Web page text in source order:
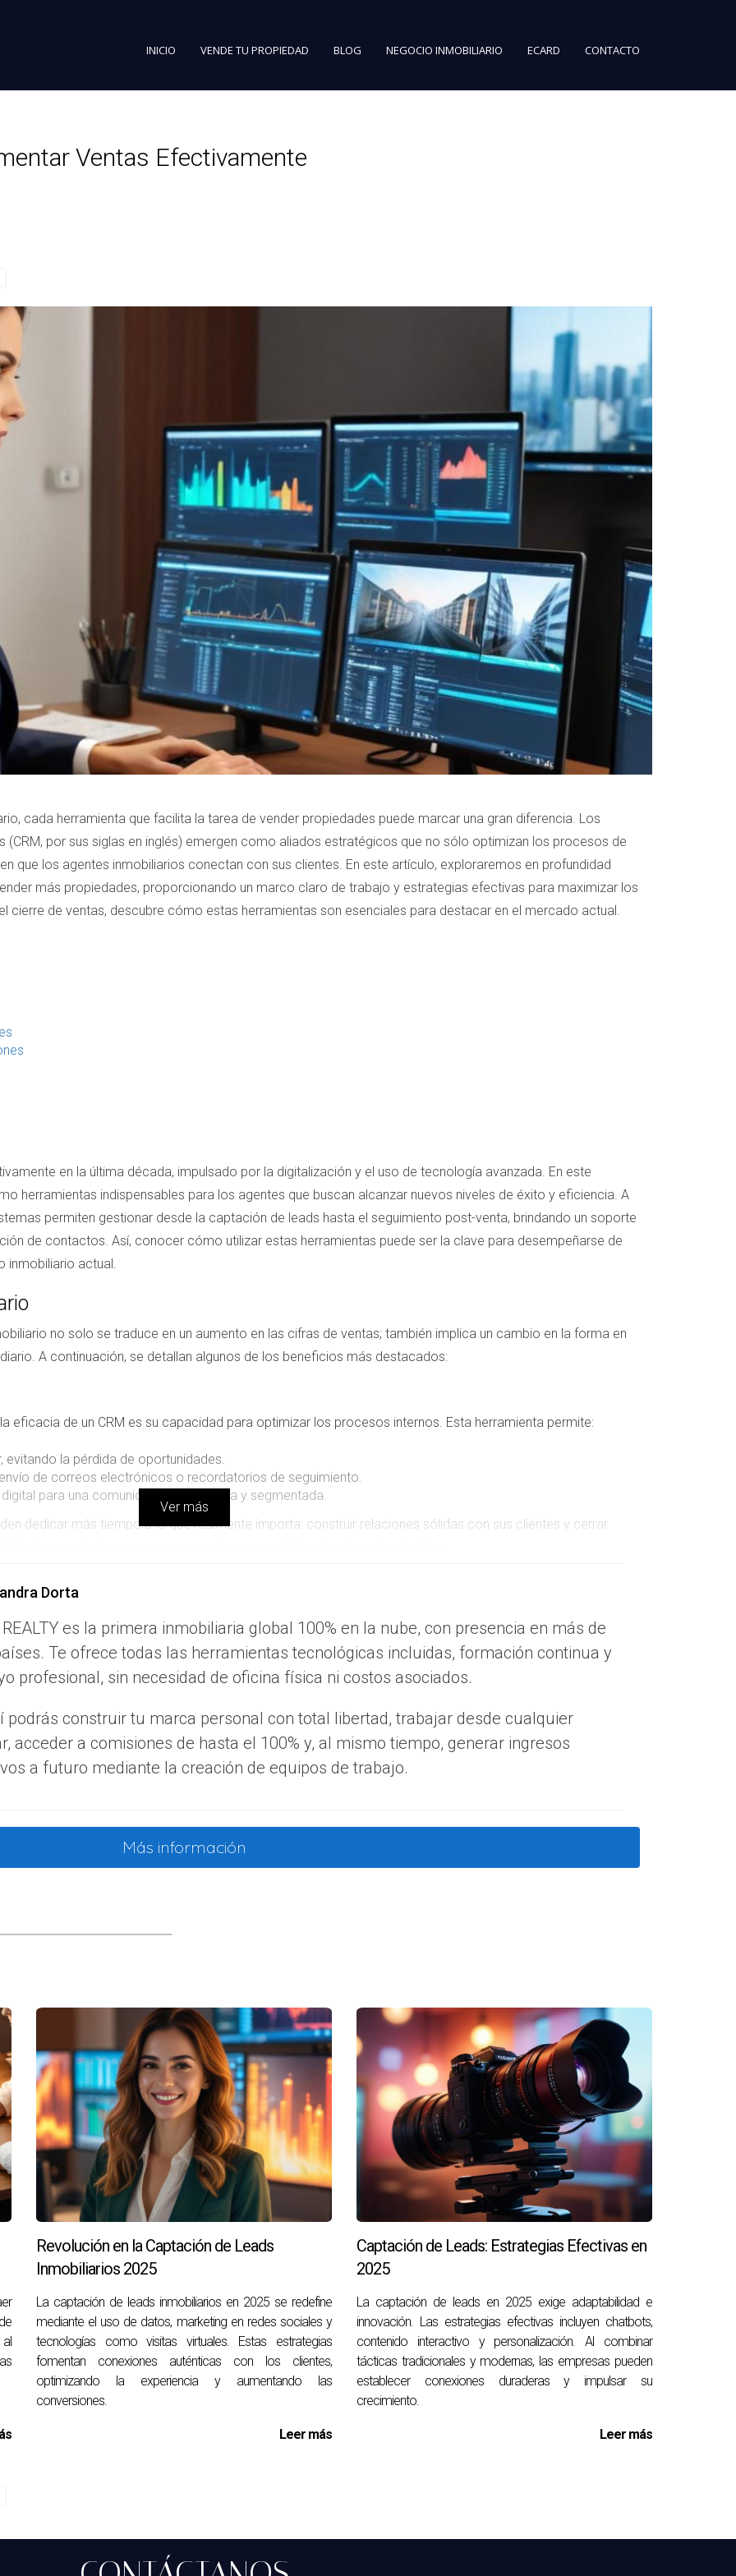
INICIO VENDE TU PROPIEDAD BLOG NEGOCIO INMOBILIARIO ECARD CONTACTO
Ventas Efectivamente
cada herramienta que facilita la tarea de vender propiedades puede marcar una gran diferencia. Los
(CRM, por sus siglas en inglés) emergen como aliados estratégicos que no sólo optimizan los procesos de
que los agentes inmobiliarios conectan con sus clientes. En este artículo, exploraremos en profundidad
más propiedades, proporcionando un marco claro de trabajo y estrategias efectivas para maximizar los
cierre de ventas, descubre cómo estas herramientas son esenciales para destacar en el mercado actual.
en la última década, impulsado por la digitalización y el uso de tecnología avanzada. En este
herramientas indispensables para los agentes que buscan alcanzar nuevos niveles de éxito y eficiencia. A
permiten gestionar desde la captación de leads hasta el seguimiento post-venta, brindando un soporte
de contactos. Así, conocer cómo utilizar estas herramientas puede ser la clave para desempeñarse de
inmobiliario actual.
no solo se traduce en un aumento en las cifras de ventas; también implica un cambio en la forma en
A continuación, se detallan algunos de los beneficios más destacados:
eficacia de un CRM es su capacidad para optimizar los procesos internos. Esta herramienta permite:
evitando la pérdida de oportunidades.
de correos electrónicos o recordatorios de seguimiento.
para una comunicación más fluida y segmentada.
dedicar más tiempo a lo que realmente importa: construir relaciones sólidas con sus clientes y cerrar
un sistema que mejora la experiencia del cliente. A continuación, se describen cómo estas herramientas
a un historial detallado de interacciones previas, los agentes pueden personalizar su enfoque, lo que
seguimientos automáticos, asegurando que ningún cliente quede desatendido.
y comportamientos de los clientes, los agentes pueden anticiparse a sus necesidades.
del cliente, sino que también genera una mayor probabilidad de ventas adicionales y referidos, creando
negocio, permitiendo a los agentes tomar decisiones fundamentadas. A través de su capacidad de análisis
de ventas, ayudando a establecer metas realistas y alcanzables.
inmobiliario, consideremos tres casos de éxito que demuestran su impacto:
un CRM que permitió automatizar el seguimiento de leads, lo que resultó en un incremento del 30%
compradores.
de análisis del CRM, pudieron identificar una tendencia creciente en la demanda de propiedades
un aumento del 25% en ventas en ese segmento.
de las interacciones a través del CRM, lograron fidelizar a sus clientes, lo que resultó en un incremento
pasado.
cambios drásticos en la forma en que se gestionan las relaciones con clientes y la
es una necesidad en la actualidad. Las herramientas adecuadas pueden transformar drásticamente la
optimizando procesos, mejorando la experiencia del cliente y facilitando la toma de decisiones. Al
no solo aumentan su eficiencia, sino que también sitúan a sus clientes en el centro de su estrategia. Invertir
la clave es actuar ahora y aprovechar todas las ventajas que estas herramientas pueden ofrecer.
de ventas. Este tipo de software integra diversas funcionalidades útiles para el sector.
contactos, segmentación de leads, seguimiento de interacciones, análisis de rendimiento, automatización
Ver más
Dorta
es la primera inmobiliaria global 100% en la nube, con presencia en más de
Te ofrece todas las herramientas tecnológicas incluidas, formación continua y
profesional, sin necesidad de oficina física ni costos asociados.
podrás construir tu marca personal con total libertad, trabajar desde cualquier
acceder a comisiones de hasta el 100% y, al mismo tiempo, generar ingresos
a futuro mediante la creación de equipos de trabajo.
Más información
Revolución en la Captación de Leads
Inmobiliarios 2025
La captación de leads inmobiliarios en 2025 se redefine
mediante el uso de datos, marketing en redes sociales y
tecnologías como visitas virtuales. Estas estrategias
fomentan conexiones auténticas con los clientes,
optimizando la experiencia y aumentando las
conversiones.
Leer más
Captación de Leads: Estrategias Efectivas en
2025
La captación de leads en 2025 exige adaptabilidad e
innovación. Las estrategias efectivas incluyen chatbots,
contenido interactivo y personalización. Al combinar
tácticas tradicionales y modernas, las empresas pueden
establecer conexiones duraderas y impulsar su
crecimiento.
Leer más